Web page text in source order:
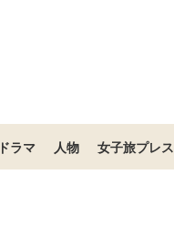
ドラマ 人物 女子旅プレス